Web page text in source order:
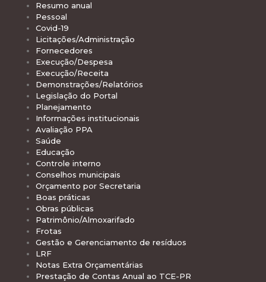
Resumo anual
Pessoal
Covid-19
Licitações/Administração
Fornecedores
Execução/Despesa
Execução/Receita
Demonstrações/Relatórios
Legislação do Portal
Planejamento
Informações institucionais
Avaliação PPA
Saúde
Educação
Controle interno
Conselhos municipais
Orçamento por Secretaria
Boas práticas
Obras públicas
Patrimônio/Almoxarifado
Frotas
Gestão e Gerenciamento de resíduos
LRF
Notas Extra Orçamentárias
Prestação de Contas Anual ao TCE-PR